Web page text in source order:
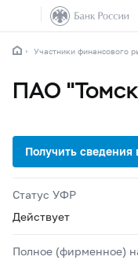
Участники финансового
ПАО
Статус УФР
Действует
Полное (фирменное)